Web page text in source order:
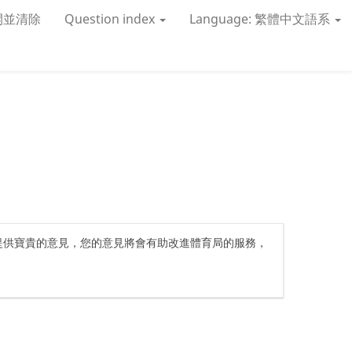
清除 Question index Language: 繁體中文語系
寶貴的意見，您的意見將會有助改進體育局的服務，